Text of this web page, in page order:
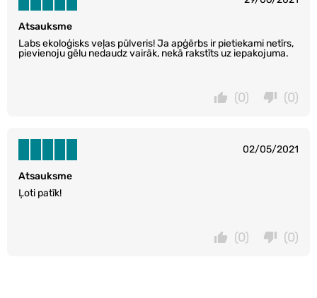
Atsauksme
Labs ekoloģisks veļas pūlveris! Ja apģērbs ir pietiekami netīrs,
pievienoju gēlu nedaudz vairāk, nekā rakstīts uz iepakojuma.
(0)
(0)
02/05/2021
Atsauksme
Ļoti patīk!
(0)
(0)